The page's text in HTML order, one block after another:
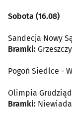
Sobota (16.08)
Sandecja Nowy
Bramki:
Pogoń Siedlce -
Olimpia
Bramki: